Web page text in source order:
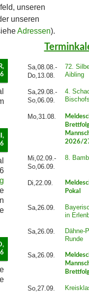
unseren
unseren
Adressen).
Sa,08.08.-
Do,13.08.
72.
Aibling
Sa,29.08.-
So,06.09.
4.
Mo,31.08.
2026/
Mi,02.09.-
So,06.09.
8.
Di,22.09.
Pokal
Sa,26.09.
in
Sa,26.09.
Dähne-
Runde
Sa,26.09.
So,27.09.